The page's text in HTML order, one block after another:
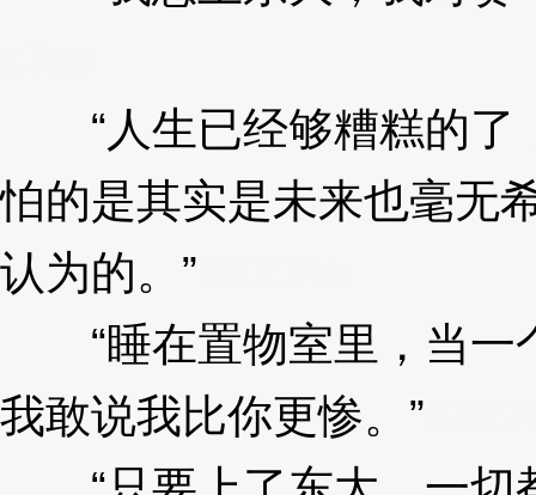
“人生已经够糟糕的了
怕的是其实是未来也毫无
认为的。”
“睡在置物室里，当一
我敢说我比你更惨。”